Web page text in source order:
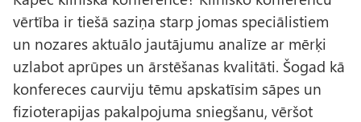
vērtība ir tiešā saziņa starp jomas speciālistiem
un nozares aktuālo jautājumu analīze ar mērķi
uzlabot aprūpes un ārstēšanas kvalitāti. Šogad kā
konfereces caurviju tēmu apskatīsim sāpes un
fizioterapijas pakalpojuma sniegšanu, vēršot